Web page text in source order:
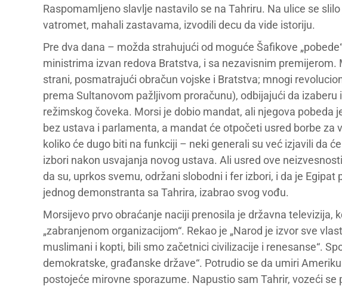
Raspomamljeno slavlje nastavilo se na Tahriru. Na ulice se
vatromet, mahali zastavama, izvodili decu da vide istoriju.
Pre dva dana – možda strahujući od moguće Šafikove
ministrima izvan redova Bratstva, i sa nezavisnim premijerom.
strani, posmatrajući obračun vojske i Bratstva; mnogi
prema Sultanovom pažljivom proračunu), odbijajući da
režimskog čoveka. Morsi je dobio mandat, ali njegova pobeda
bez ustava i parlamenta, a mandat će otpočeti usred borbe za
koliko će dugo biti na funkciji – neki generali su već izjavili da
izbori nakon usvajanja novog ustava. Ali usred ove
da su, uprkos svemu, održani slobodni i fer izbori, i da je
jednog demonstranta sa Tahrira, izabrao svog vođu.
Morsijevo prvo obraćanje naciji prenosila je državna televizija,
„zabranjenom organizacijom“. Rekao je „Narod je izvor sve
muslimani i kopti, bili smo začetnici civilizacije i renesanse“.
demokratske, građanske države“. Potrudio se da umiri
postojeće mirovne sporazume. Napustio sam Tahrir, vozeći se